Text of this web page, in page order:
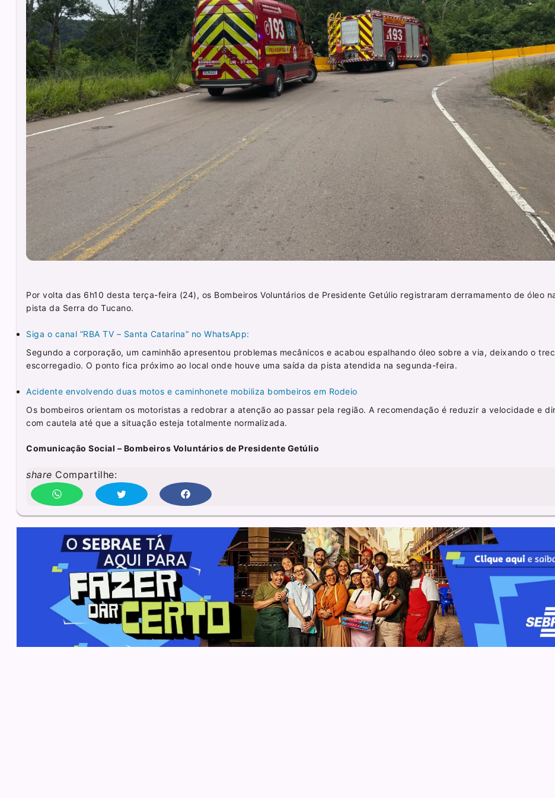
Por volta das 6h10 desta terça-feira (24), os Bombeiros Voluntários de Presidente Getúlio registraram derramamento de óleo
pista da Serra do Tucano.
Siga o canal “RBA TV – Santa Catarina” no WhatsApp:
Segundo a corporação, um caminhão apresentou problemas mecânicos e acabou espalhando óleo sobre a via, deixando o
escorregadio. O ponto fica próximo ao local onde houve uma saída da pista atendida na segunda-feira.
Acidente envolvendo duas motos e caminhonete mobiliza bombeiros em Rodeio
Os bombeiros orientam os motoristas a redobrar a atenção ao passar pela região. A recomendação é reduzir a velocidade e
com cautela até que a situação esteja totalmente normalizada.
Comunicação Social – Bombeiros Voluntários de Presidente Getúlio
share Compartilhe: